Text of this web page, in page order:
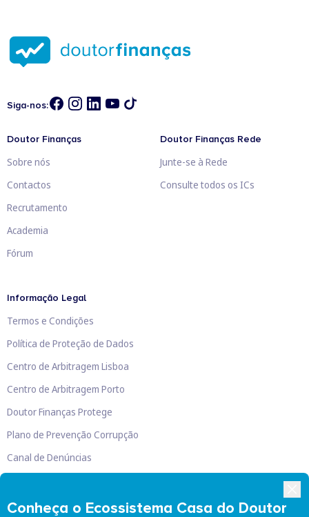
Conheça o Ecossistema Casa do Doutor
Siga-nos:
Doutor Finanças
Sobre nós
Contactos
Recrutamento
Academia
Fórum
Doutor Finanças Rede
Junte-se à Rede
Consulte todos os ICs
Informação Legal
Termos e Condições
Política de Proteção de Dados
Centro de Arbitragem Lisboa
Centro de Arbitragem Porto
Doutor Finanças Protege
Plano de Prevenção Corrupção
Canal de Denúncias